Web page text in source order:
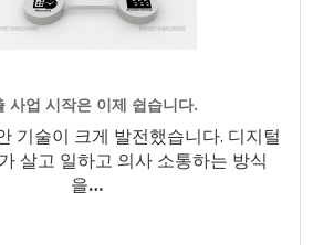
사업 시작은 이제 쉽습니다.
기술이 크게 발전했습니다. 디지털
살고 일하고 의사 소통하는 방식
을…